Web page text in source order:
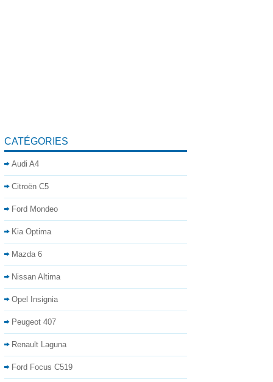
CATÉGORIES
Audi A4
Citroën C5
Ford Mondeo
Kia Optima
Mazda 6
Nissan Altima
Opel Insignia
Peugeot 407
Renault Laguna
Ford Focus C519